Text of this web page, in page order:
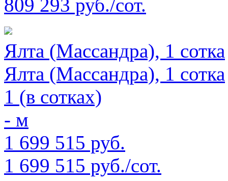
809 293 руб./сот.
Ялта (Массандра), 1 сотка
Ялта (Массандра), 1 сотка
1 (в сотках)
- м
1 699 515 руб.
1 699 515 руб./сот.